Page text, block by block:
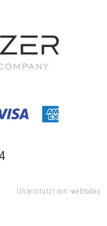
Unterstützt von: webtoday